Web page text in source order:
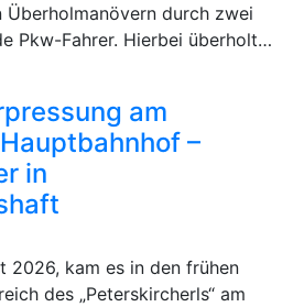
Überholmanövern durch zwei
Pkw-Fahrer. Hierbei überholt…
am
–
in
2026, kam es in den frühen
des „Peterskircherls“ am